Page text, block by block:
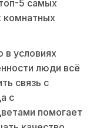
5 самых
комнатных
условиях
люди всё
связь с
с
помогает